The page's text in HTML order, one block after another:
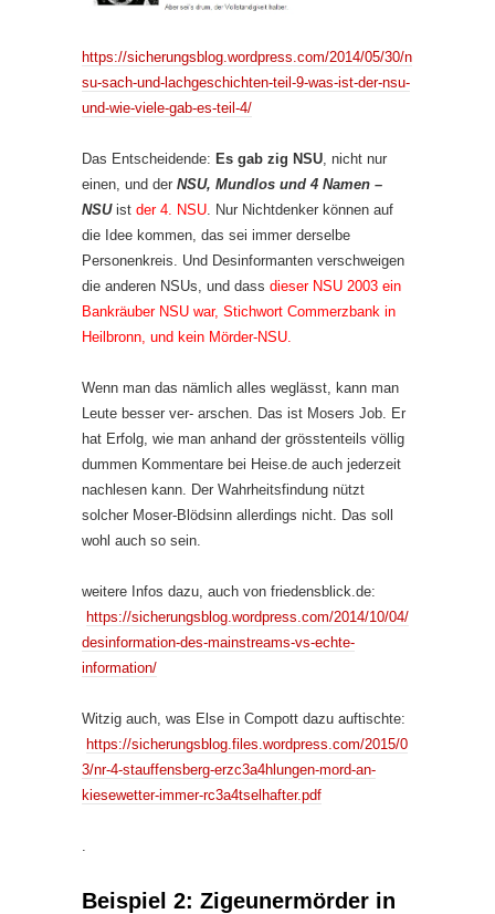
https://sicherungsblog.wordpress.com/2014/05/30/n
su-sach-und-lachgeschichten-teil-9-was-ist-der-nsu-
und-wie-viele-gab-es-teil-4/
Das Entscheidende: Es gab zig NSU , nicht nur
einen, und der NSU, Mundlos und 4 Namen –
NSUist der 4. NSU . Nur Nichtdenker können auf
die Idee kommen, das sei immer derselbe
Personenkreis. Und Desinformanten verschweigen
die anderen NSUs, und dass dieser NSU 2003 ein
Bankräuber NSU war, Stichwort Commerzbank in
Heilbronn, und kein Mörder-NSU.
Wenn man das nämlich alles weglässt, kann man
Leute besser ver- arschen. Das ist Mosers Job. Er
hat Erfolg, wie man anhand der grösstenteils völlig
dummen Kommentare bei Heise.de auch jederzeit
nachlesen kann. Der Wahrheitsfindung nützt
solcher Moser-Blödsinn allerdings nicht. Das soll
wohl auch so sein.
weitere Infos dazu, auch von friedensblick.de:
https://sicherungsblog.wordpress.com/2014/10/04/
desinformation-des-mainstreams-vs-echte-
information/
Witzig auch, was Else in Compott dazu auftischte:
https://sicherungsblog.files.wordpress.com/2015/0
3/nr-4-stauffensberg-erzc3a4hlungen-mord-an-
kiesewetter-immer-rc3a4tselhafter.pdf
Beispiel 2: Zigeunermörder in